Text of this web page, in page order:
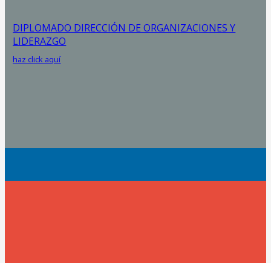
DIPLOMADO DIRECCIÓN DE ORGANIZACIONES Y
LIDERAZGO
haz click aquí